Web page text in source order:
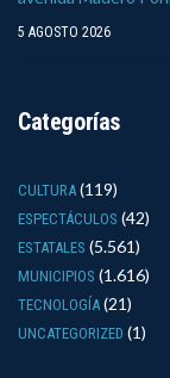
5 AGOSTO 2026
Categorías
CULTURA (119)
ESPECTÁCULOS (42)
ESTATALES (5.561)
MUNICIPIOS (1.616)
TECNOLOGÍA (21)
UNCATEGORIZED (1)